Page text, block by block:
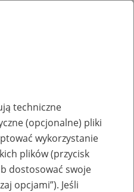
techniczne
(opcjonalne) pliki
wykorzystanie
plików (przycisk
dostosować swoje
opcjami”). Jeśli